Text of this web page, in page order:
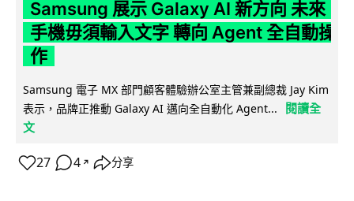
Samsung 展示 Galaxy AI 新方向 未來
手機毋須輸入文字 轉向 Agent 全自動操
作
Samsung 電子 MX 部門顧客體驗辦公室主管兼副總裁 Jay Kim
表示，品牌正推動 Galaxy AI 邁向全自動化 Agent...
閱讀全
文
27 4 ↗ 分享